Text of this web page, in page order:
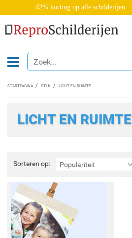
42% korting op alle schilderijen
STARTPAGINA STIJL LICHT EN RUIMTE
LICHT EN RUIMTE
Sorteren op: Populariteit
Sorteren
op: